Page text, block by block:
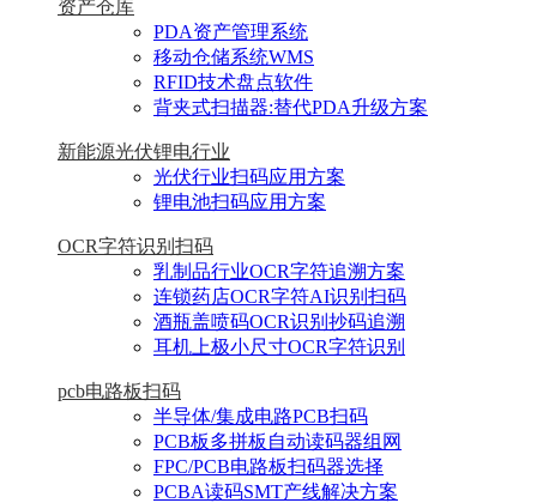
资产仓库
PDA资产管理系统
移动仓储系统WMS
RFID技术盘点软件
背夹式扫描器:替代PDA升级方案
新能源光伏锂电行业
光伏行业扫码应用方案
锂电池扫码应用方案
OCR字符识别扫码
乳制品行业OCR字符追溯方案
连锁药店OCR字符AI识别扫码
酒瓶盖喷码OCR识别抄码追溯
耳机上极小尺寸OCR字符识别
pcb电路板扫码
半导体/集成电路PCB扫码
PCB板多拼板自动读码器组网
FPC/PCB电路板扫码器选择
PCBA读码SMT产线解决方案